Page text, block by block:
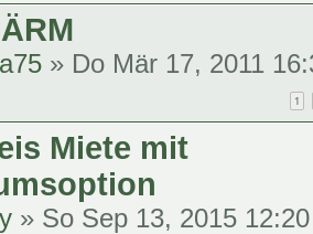
» Do Mär 17, 2011
1
Miete mit
» So Sep 13, 2015 12:20